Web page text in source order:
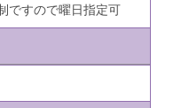
すので曜日指定可